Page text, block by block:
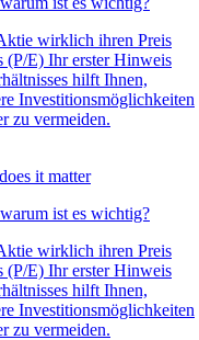
wirklich ihren Preis
(P/E) Ihr erster Hinweis
hilft Ihnen,
Investitionsmöglichkeiten
zu vermeiden.
ist es wichtig?
wirklich ihren Preis
(P/E) Ihr erster Hinweis
hilft Ihnen,
Investitionsmöglichkeiten
zu vermeiden.